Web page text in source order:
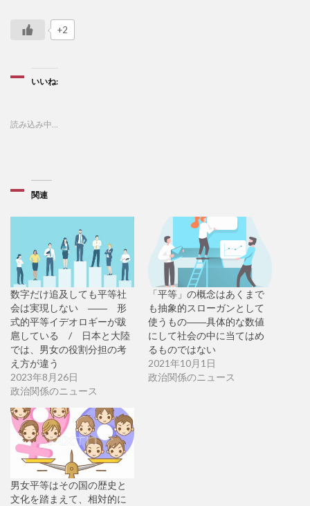
+2
いいね:
読み込み中…
関連
数字だけ追及しても平等社
会は実現しない ―― 形
式的平等イデオロギーが跋
扈している / 日本と大陸
では、男女の役割分担の考
え方が違う
2023年8月26日
政治関係のニュース
「平等」の概念はあくまで
も抽象的スローガンとして
使うもの――具体的な数値
にして社会の中に当てはめ
るものではない
2021年10月1日
政治関係のニュース
男女平等はその国の歴史と
文化を踏まえて、相対的に